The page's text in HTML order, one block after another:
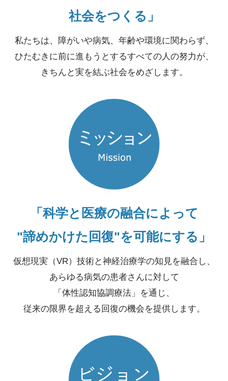
社会をつくる」
私たちは、障がいや病気、年齢や環境に関わらず、
ひたむきに前に進もうとするすべての人の努力が、
きちんと実を結ぶ社会をめざします。
「科学と医療の融合によって
"諦めかけた回復"を可能にする」
仮想現実（VR）技術と神経治療学の知見を融合し、
あらゆる病気の患者さんに対して
「体性認知協調療法」を通じ、
従来の限界を超える回復の機会を提供します。